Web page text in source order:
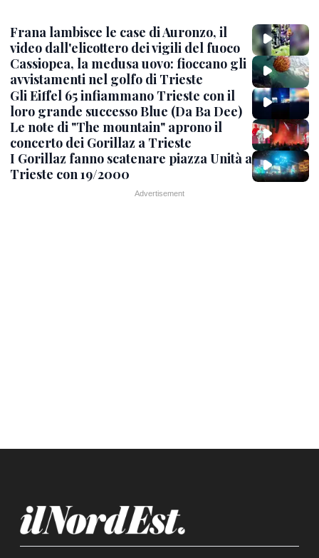
Frana lambisce le case di Auronzo, il
video dall'elicottero dei vigili del fuoco
Cassiopea, la medusa uovo: fioccano gli
avvistamenti nel golfo di Trieste
Gli Eiffel 65 infiammano Trieste con il
loro grande successo Blue (Da Ba Dee)
Le note di "The mountain" aprono il
concerto dei Gorillaz a Trieste
I Gorillaz fanno scatenare piazza Unità a
Trieste con 19/2000